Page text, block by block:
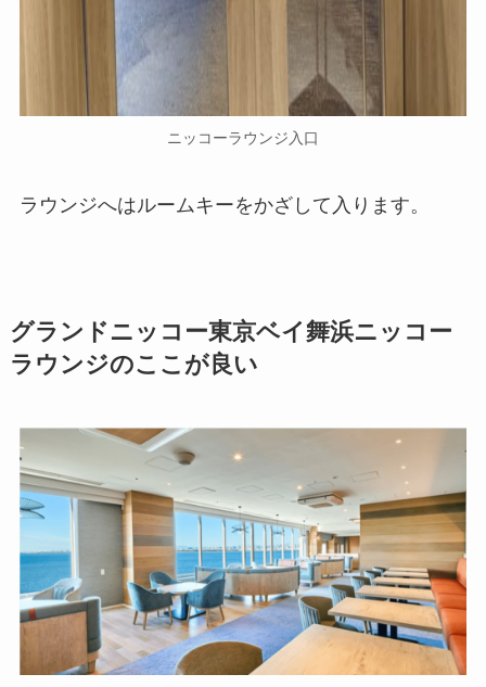
ニッコーラウンジ入口
ラウンジへはルームキーをかざして入ります。
グランドニッコー東京ベイ舞浜ニッコー
ラウンジのここが良い